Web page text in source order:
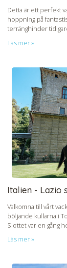
Detta är ett perfekt
hoppning på
terränghinder
Läs mer »
Italien - Lazio
Välkomna till vårt
böljande kullarna i
Slottet var en gång
Läs mer »